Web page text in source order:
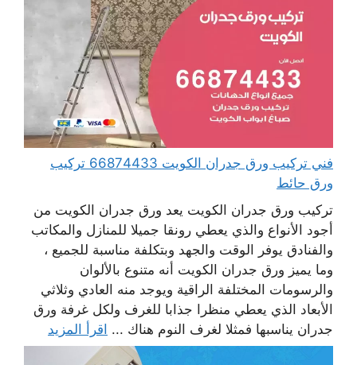
فني تركيب ورق جدران الكويت 66874433 تركيب
ورق حائط
تركيب ورق جدران الكويت يعد ورق جدران الكويت من
أجود الأنواع والذي يعطي رونقا جميلا للمنازل والمكاتب
والفنادق يوفر الوقت والجهد وبتكلفة مناسبة للجميع ،
وما يميز ورق جدران الكويت أنه متنوع بالألوان
والرسومات المختلفة الراقية ويوجد منه العادي وثلاثي
الأبعاد الذي يعطي منظرا جذابا للغرف ولكل غرفة ورق
جدران يناسبها فمثلا لغرف النوم هناك ... اقرأ المزيد